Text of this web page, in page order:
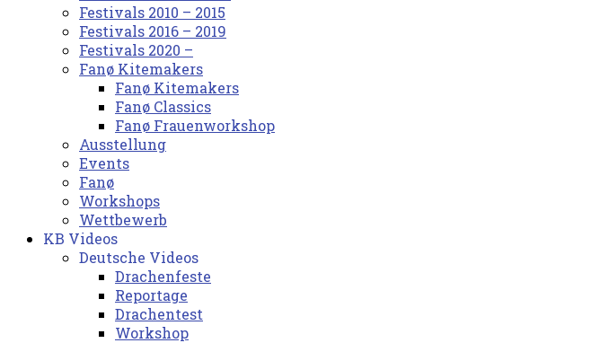
Festivals 2010 – 2015
Festivals 2016 – 2019
Festivals 2020 –
Fanø Kitemakers
Fanø Kitemakers
Fanø Classics
Fanø Frauenworkshop
Ausstellung
Events
Fanø
Workshops
Wettbewerb
KB Videos
Deutsche Videos
Drachenfeste
Reportage
Drachentest
Workshop